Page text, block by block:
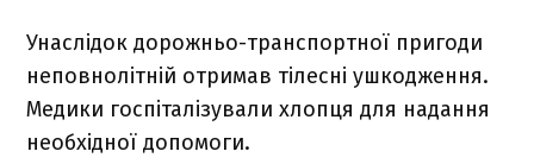
Унаслідок дорожньо-транспортної пригоди
неповнолітній отримав тілесні ушкодження.
Медики госпіталізували хлопця для надання
необхідної допомоги.